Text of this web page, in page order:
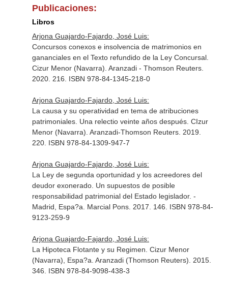
Publicaciones:
Libros
Arjona Guajardo-Fajardo, José Luis:
Concursos conexos e insolvencia de matrimonios en
gananciales en el Texto refundido de la Ley Concursal.
Cizur Menor (Navarra). Aranzadi - Thomson Reuters.
2020. 216. ISBN 978-84-1345-218-0
Arjona Guajardo-Fajardo, José Luis:
La causa y su operatividad en tema de atribuciones
patrimoniales. Una relectio veinte años después. CIzur
Menor (Navarra). Aranzadi-Thomson Reuters. 2019.
220. ISBN 978-84-1309-947-7
Arjona Guajardo-Fajardo, José Luis:
La Ley de segunda oportunidad y los acreedores del
deudor exonerado. Un supuestos de posible
responsabilidad patrimonial del Estado legislador. -
Madrid, Espa?a. Marcial Pons. 2017. 146. ISBN 978-84-
9123-259-9
Arjona Guajardo-Fajardo, José Luis:
La Hipoteca Flotante y su Regimen. Cizur Menor
(Navarra), Espa?a. Aranzadi (Thomson Reuters). 2015.
346. ISBN 978-84-9098-438-3